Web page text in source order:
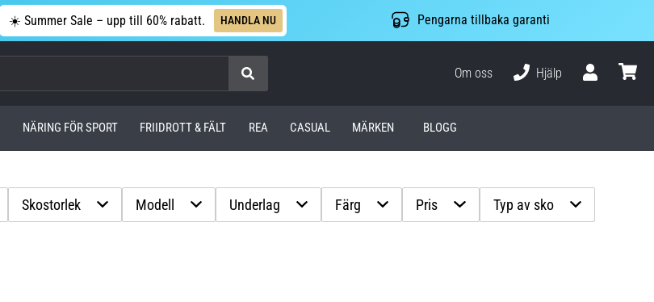
☀️ Summer Sale – upp till 60% rabatt. HANDLA NU Pengarna tillbaka garanti
Om oss
Hjälp
NÄRING FÖR SPORT FRIIDROTT & FÄLT REA CASUAL MÄRKEN BLOGG
Skostorlek Modell Underlag Färg Pris Typ av sko